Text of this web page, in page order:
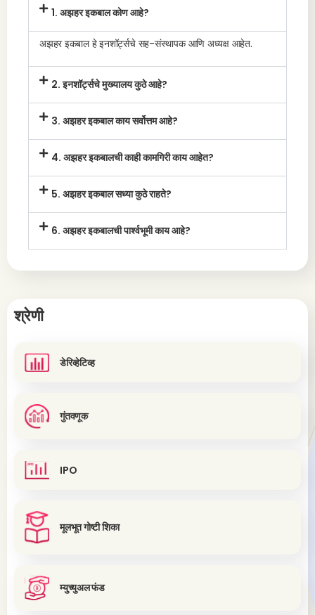
1. अझहर इकबाल कोण आहे?
अझहर इकबाल हे इनशॉर्ट्सचे सह-संस्थापक आणि अध्यक्ष आहेत.
2. इनशॉर्ट्सचे मुख्यालय कुठे आहे?
3. अझहर इकबाल काय सर्वोत्तम आहे?
4. अझहर इकबालची काही कामगिरी काय आहेत?
5. अझहर इकबाल सध्या कुठे राहते?
6. अझहर इकबालची पार्श्वभूमी काय आहे?
श्रेणी
डेरिव्हेटिव्ह
गुंतवणूक
IPO
मूलभूत गोष्टी शिका
म्युच्युअल फंड